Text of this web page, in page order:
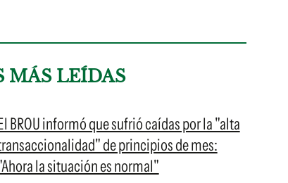
MÁS LEÍDAS
BROU informó que sufrió caídas por la "alta
de principios de mes:
la situación es normal"